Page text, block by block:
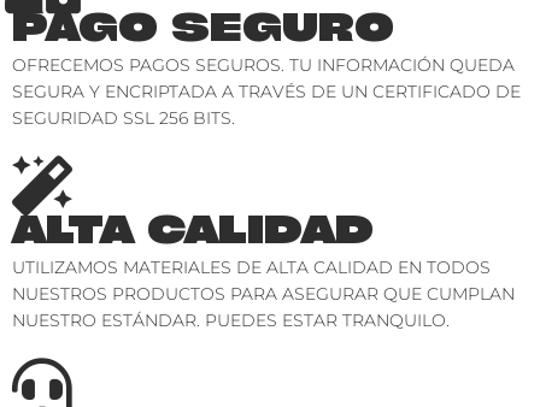
PAGO SEGURO
OFRECEMOS PAGOS SEGUROS. TU INFORMACIÓN QUEDA
SEGURA Y ENCRIPTADA A TRAVÉS DE UN CERTIFICADO DE
SEGURIDAD SSL 256 BITS.
ALTA CALIDAD
UTILIZAMOS MATERIALES DE ALTA CALIDAD EN TODOS
NUESTROS PRODUCTOS PARA ASEGURAR QUE CUMPLAN
NUESTRO ESTÁNDAR. PUEDES ESTAR TRANQUILO.